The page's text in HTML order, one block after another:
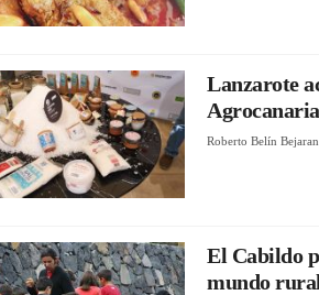
Lanzarote
Roberto Belín
El Cabildo
mundo